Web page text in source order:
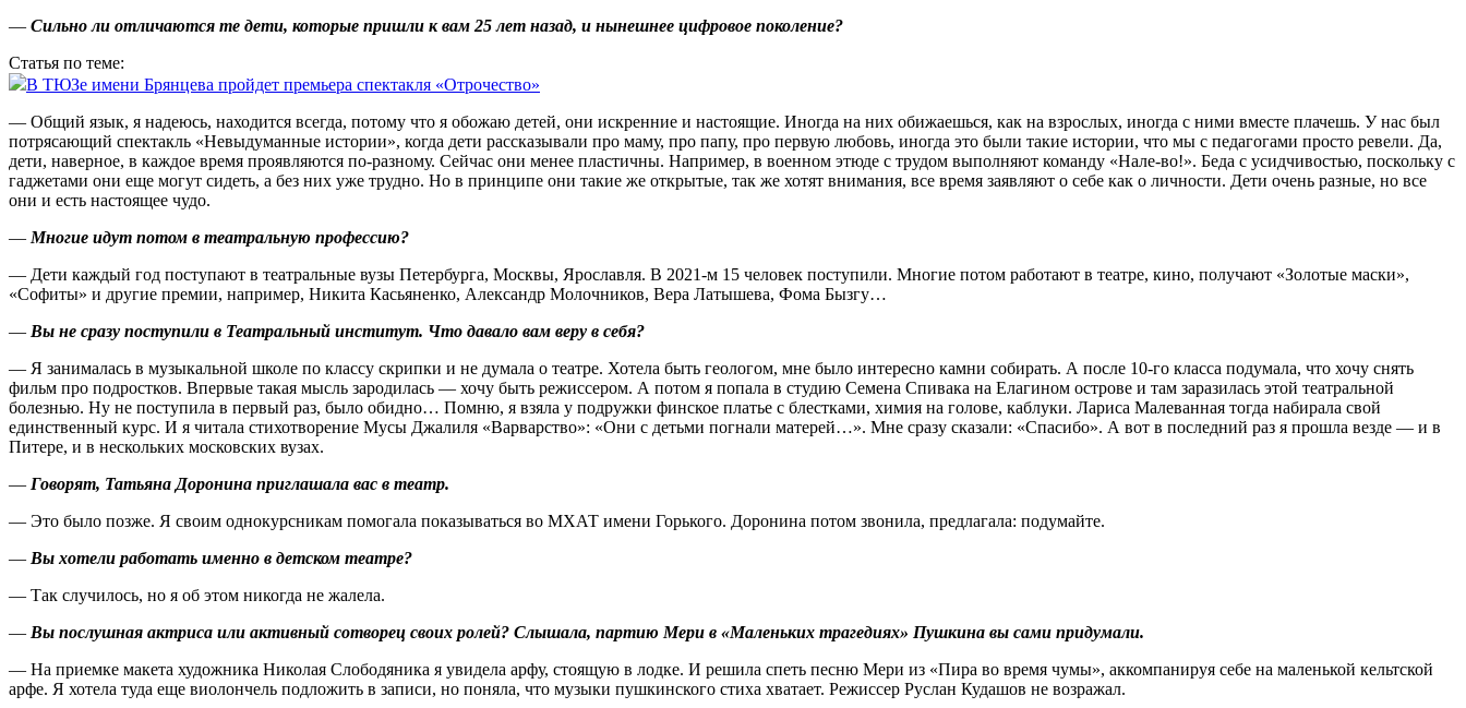
— Сильно ли отличаются те дети, которые пришли к вам 25 лет назад, и нынешнее цифровое поколение?
Статья по теме:
В ТЮЗе имени Брянцева пройдет премьера спектакля «Отрочество»
— Общий язык, я надеюсь, находится всегда, потому что я обожаю детей, они искренние и настоящие. Иногда на них обижаешься, как на взрослых, иногда с ними вместе плачешь. У нас был
потрясающий спектакль «Невыдуманные истории», когда дети рассказывали про маму, про папу, про первую любовь, иногда это были такие истории, что мы с педагогами просто ревели. Да,
дети, наверное, в каждое время проявляются по‑разному. Сейчас они менее пластичны. Например, в военном этюде с трудом выполняют команду «Нале-во!». Беда с усидчивостью, поскольку с
гаджетами они еще могут сидеть, а без них уже трудно. Но в принципе они такие же открытые, так же хотят внимания, все время заявляют о себе как о личности. Дети очень разные, но все
они и есть настоящее чудо.
—Многие идут потом в театральную профессию?
— Дети каждый год поступают в театральные вузы Петербурга, Москвы, Ярославля. В 2021‑м 15 человек поступили. Многие потом работают в театре, кино, получают «Золотые маски»,
«Софиты» и другие премии, например, Никита Касьяненко, Александр Молочников, Вера Латышева, Фома Бызгу…
— Вы не сразу поступили в Теат­ральный институт. Что давало вам веру в себя?
— Я занималась в музыкальной школе по классу скрипки и не думала о театре. Хотела быть геологом, мне было интересно камни собирать. А после 10‑го класса подумала, что хочу снять
фильм про подростков. Впервые такая мысль зародилась — хочу быть режиссером. А потом я попала в студию Семена Спивака на Елагином острове и там заразилась этой театральной
болезнью. Ну не поступила в первый раз, было обидно… Помню, я взяла у подружки финское платье с блестками, химия на голове, каблуки. Лариса Малеванная тогда набирала свой
единственный курс. И я читала стихотворение Мусы Джалиля «Варварство»: «Они с детьми погнали матерей…». Мне сразу сказали: «Спасибо». А вот в последний раз я прошла везде — и в
Питере, и в нескольких московских вузах.
— Говорят, Татьяна Доронина приглашала вас в театр.
— Это было позже. Я своим однокурсникам помогала показываться во МХАТ имени Горького. Доронина потом звонила, предлагала: подумайте.
— Вы хотели работать именно в детском театре?
— Так случилось, но я об этом никогда не жалела.
— Вы послушная актриса или активный сотворец своих ролей? Слышала, партию Мери в «Маленьких трагедиях» Пушкина вы сами придумали.
— На приемке макета художника Николая Слободяника я увидела арфу, стоящую в лодке. И решила спеть песню Мери из «Пира во время чумы», аккомпанируя себе на маленькой кельтской
арфе. Я хотела туда еще виолончель подложить в записи, но поняла, что музыки пушкинского стиха хватает. Режиссер Руслан Кудашов не возражал.